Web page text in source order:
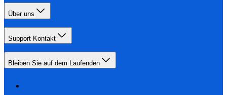
Über uns
Support-Kontakt
Bleiben Sie auf dem Laufenden